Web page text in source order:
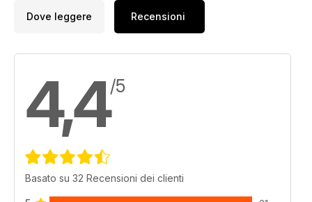
Dove leggere Recensioni
4,4/5
Basato su 32 Recensioni dei clienti